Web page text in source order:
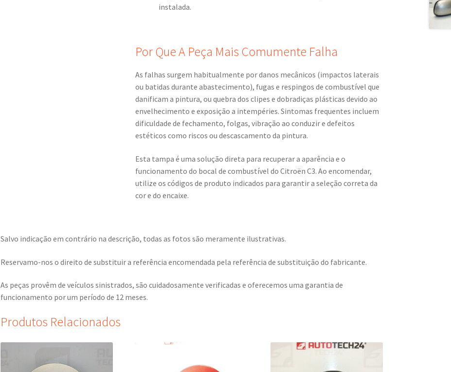
instalada.
Por Que A Peça Mais Comumente Falha
As falhas surgem habitualmente por danos mecânicos (impactos laterais
ou batidas durante abastecimento), fugas e respingos de combustível que
danificam a pintura, ou quebra dos clipes e dobradiças plásticas devido ao
envelhecimento e exposição a intempéries. Sintomas frequentes incluem
dificuldade de fechamento, folgas, vibração ao conduzir e defeitos
estéticos como riscos ou descascamento da pintura.
Esta tampa é uma solução direta para recuperar a aparência e o
funcionamento do bocal de combustível do Citroën C3. Ao encomendar,
utilize os códigos de produto indicados para garantir a seleção correta da
cor e do encaixe.
Salvo indicação em contrário na descrição, todas as fotos são meramente ilustrativas.
Reservamo-nos o direito de substituir a referência encomendada pela referência de substituição do fabricante.
As peças provêm de veículos sinistrados, são cuidadosamente verificadas e oferecemos uma garantia de
funcionamento por um período de 12 meses.
Produtos Relacionados